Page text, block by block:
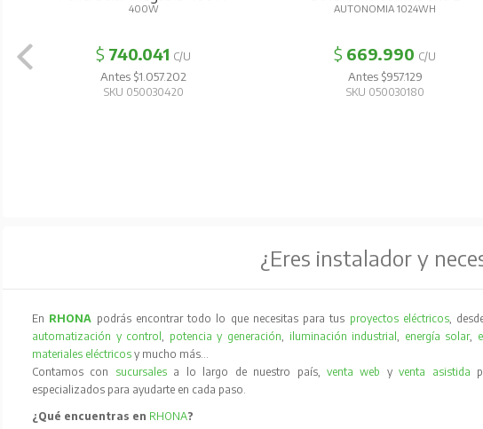
400W
$ 740.041 C/U
Antes $1.057.202
SKU 050030420
AUTONOMIA 1024WH
$ 669.990 C/U
Antes $957.129
SKU 050030180
¿Eres instalador y
En RHONA podrás encontrar todo lo que necesitas para tus proyectos eléctricos,
automatización y control, potencia y generación, iluminación industrial, energía solar,
materiales eléctricos y mucho más…
Contamos con sucursales a lo largo de nuestro país, venta web yventa asistida
especializados para ayudarte en cada paso.
¿Qué encuentras en RHONA?